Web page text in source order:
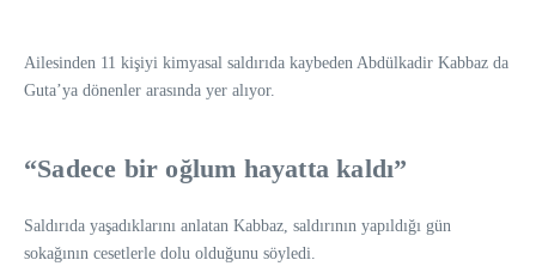
Ailesinden 11 kişiyi kimyasal saldırıda kaybeden Abdülkadir Kabbaz da
Guta’ya dönenler arasında yer alıyor.
“Sadece bir oğlum hayatta kaldı”
Saldırıda yaşadıklarını anlatan Kabbaz, saldırının yapıldığı gün
sokağının cesetlerle dolu olduğunu söyledi.